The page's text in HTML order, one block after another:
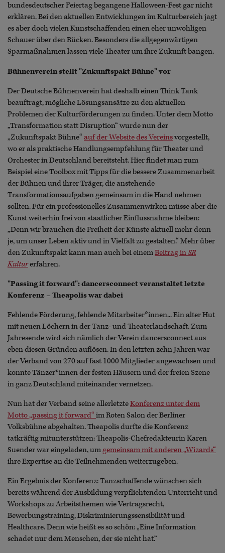
bundesdeutscher Feiertag begangene Halloween-Fest gar nicht
erklären. Bei den aktuellen Entwicklungen im Kulturbereich jagt
es aber doch vielen Kunstschaffenden einen eher unwohligen
Schauer über den Rücken. Besonders die allgegenwärtigen
Sparmaßnahmen lassen viele Theater um ihre Zukunft bangen.
Bühnenverein stellt "Zukunftspakt Bühne" vor
Der Deutsche Bühnenverein hat deshalb einen Think Tank
beauftragt, mögliche Lösungsansätze zu den aktuellen
Problemen der Kulturförderungen zu finden. Unter dem Motto
„Transformation statt Disruption“ wurde nun der
„Zukunftspakt Bühne“ auf der Website des Vereinsvorgestellt,
wo er als praktische Handlungsempfehlung für Theater und
Orchester in Deutschland bereitsteht. Hier findet man zum
Beispiel eine Toolbox mit Tipps für die bessere Zusammenarbeit
der Bühnen und ihrer Träger, die anstehende
Transformationsaufgaben gemeinsam in die Hand nehmen
sollten. Für ein professionelles Zusammenwirken müsse aber die
Kunst weiterhin frei von staatlicher Einflussnahme bleiben:
„Denn wir brauchen die Freiheit der Künste aktuell mehr denn
je, um unser Leben aktiv und in Vielfalt zu gestalten.“ Mehr über
den Zukunftspakt kann man auch bei einemBeitrag inSR
Kulturerfahren.
"Passing it forward": dancersconnect veranstaltet letzte
Konferenz – Theapolis war dabei
Fehlende Förderung, fehlende Mitarbeiter*innen... Ein alter Hut
mit neuen Löchern in der Tanz- und Theaterlandschaft. Zum
Jahresende wird sich nämlich der Verein dancersconnect aus
eben diesen Gründen auflösen. In den letzten zehn Jahren war
der Verband von 270 auf fast 1000 Mitglieder angewachsen und
konnte Tänzer*innen der festen Häusern und der freien Szene
in ganz Deutschland miteinander vernetzen.
Nun hat der Verband seine allerletzteKonferenz unter dem
Motto „passing it forward“ im Roten Salon der Berliner
Volksbühne abgehalten. Theapolis durfte die Konferenz
tatkräftig mitunterstützen: Theapolis-Chefredakteurin Karen
Suender war eingeladen, umgemeinsam mit anderen „Wizards“
ihre Expertise an die Teilnehmenden weiterzugeben.
Ein Ergebnis der Konferenz: Tanzschaffende wünschen sich
bereits während der Ausbildung verpflichtenden Unterricht und
Workshops zu Arbeitsthemen wie Vertragsrecht,
Bewerbungstraining, Diskriminierungssensibilität und
Healthcare. Denn wie heißt es so schön: „Eine Information
schadet nur dem Menschen, der sie nicht hat.“